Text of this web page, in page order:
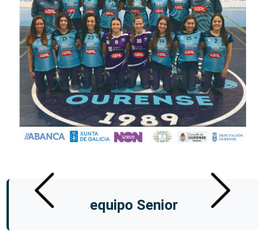
equipo Senior